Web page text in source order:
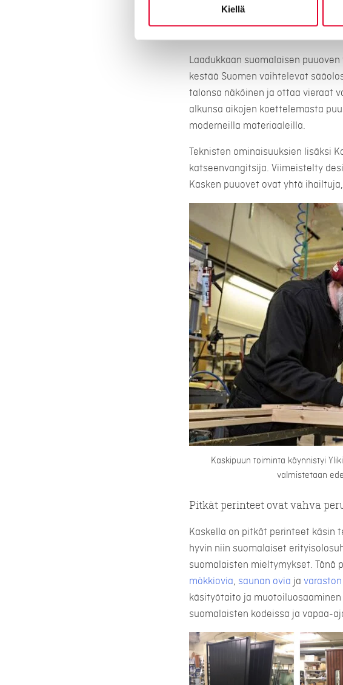
Kiellä
Laadukkaan suomalaisen
kestää Suomen vaihtelevat
talonsa näköinen ja ottaa vieraat
alkunsa aikojen koettelemasta
moderneilla materiaaleilla.
Teknisten ominaisuuksien lisäksi
katseenvangitsija. Viimeistelty
Kasken puuovet ovat yhtä
Kaskipuun toiminta käynnistyi
valmistetaan
Pitkät perinteet ovat vahva
Kaskella on pitkät perinteet käsin
hyvin niin suomalaiset
suomalaisten mieltymykset. Tänä
mökkiovia, saunan ovia ja
käsityötaito ja
suomalaisten kodeissa ja vapaa-